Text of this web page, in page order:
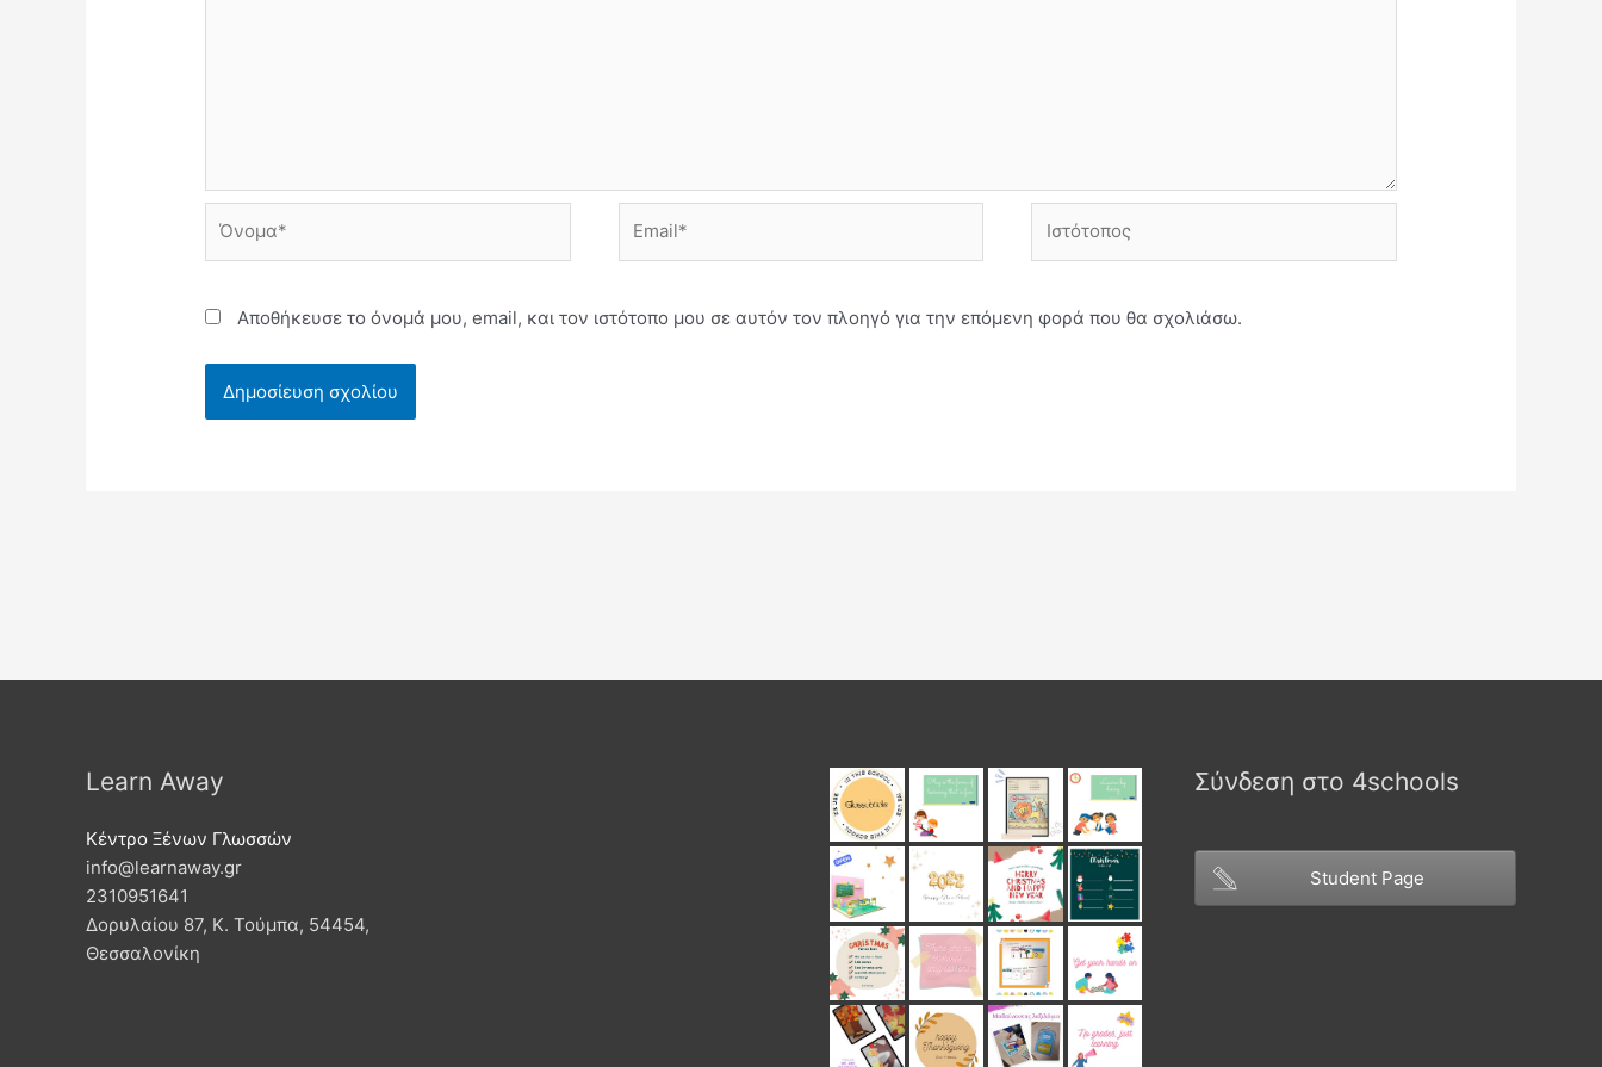
Αποθήκευσε το όνομά μου, email, και τον ιστότοπο μου σε αυτόν τον πλοηγό για την επόμενη φορά που θα σχολιάσω.
Learn Away
Κέντρο Ξένων Γλωσσών
info@learnaway.gr
2310951641
Δορυλαίου 87, Κ. Τούμπα, 54454,
Θεσσαλονίκη
Σύνδεση στο 4schools
Student Page